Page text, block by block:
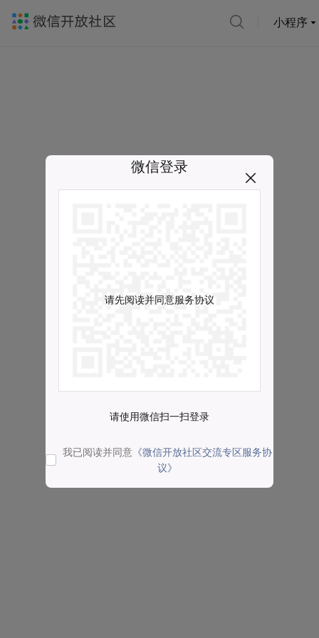
小程序
微信登录
请先阅读并同意服务协议
请使用微信扫一扫登录
我已阅读并同意 《微信开放社区交流专区服务协
议》